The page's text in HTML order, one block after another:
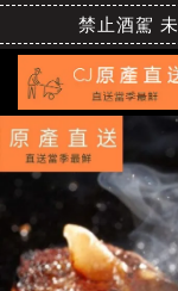
禁止酒駕